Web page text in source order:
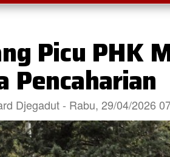
Picu PHK
Pencaharian
Djegadut - Rabu, 29/04/2026